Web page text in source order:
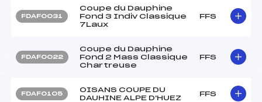
FDAF0031
Coupe du Dauphine
Fond 3 Indiv Classique
7Laux
FFS
FDAF0022
Coupe du Dauphine
Fond 2 Mass Classique
Chartreuse
FFS
FDAF0105
OISANS COUPE DU
DAUHINE ALPE D'HUEZ
FFS